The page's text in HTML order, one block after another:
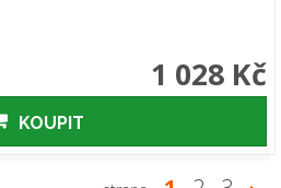
1 028 Kč
KOUPIT